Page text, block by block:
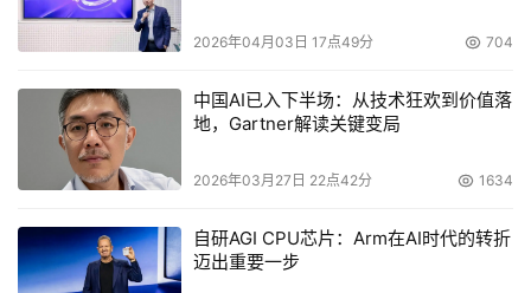
资源企业化管理，业务人员调动或者临时交接不会再出现丢
单丢客户;对销售的控制和管理由原来的结果管理提升为从
我们说，过去的市场部门工作更多以"经验"为主导，更多地
强调手段。可是经验对市场环境的依赖太高了，我们必须学
特定目标客户群的需求，并将客户价值兑现成盈利。
2026年04月03日 17点49分 704
中国AI已入下半场：从技术狂欢到价值落
地，Gartner解读关键变局
2026年03月27日 22点42分 1634
自研AGI CPU芯片：Arm在AI时代的转折
迈出重要一步